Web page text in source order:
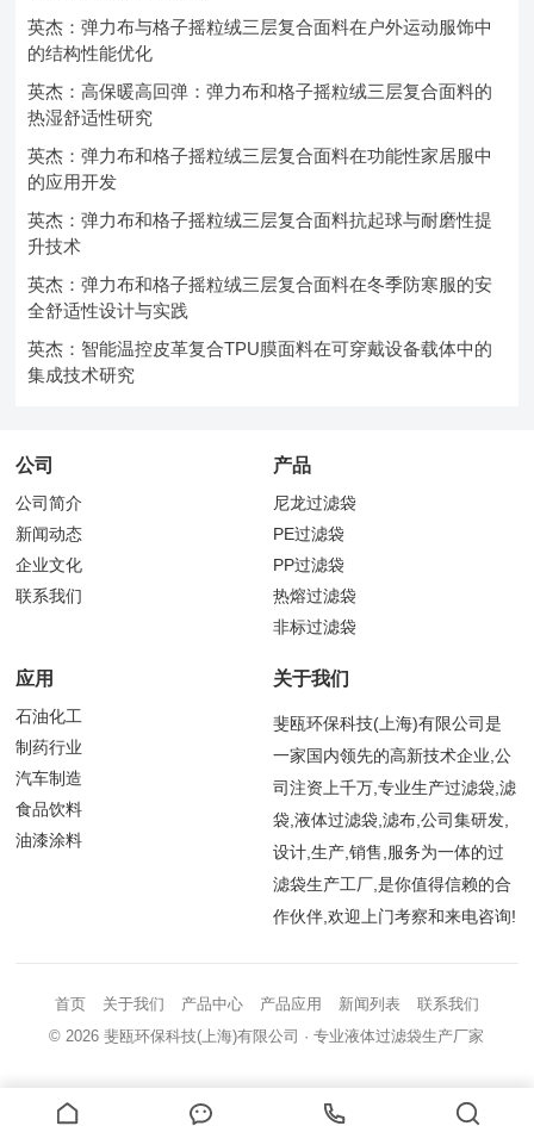
英杰：弹力布与格子摇粒绒三层复合面料在户外运动服饰中
的结构性能优化
英杰：高保暖高回弹：弹力布和格子摇粒绒三层复合面料的
热湿舒适性研究
英杰：弹力布和格子摇粒绒三层复合面料在功能性家居服中
的应用开发
英杰：弹力布和格子摇粒绒三层复合面料抗起球与耐磨性提
升技术
英杰：弹力布和格子摇粒绒三层复合面料在冬季防寒服的安
全舒适性设计与实践
英杰：智能温控皮革复合TPU膜面料在可穿戴设备载体中的
集成技术研究
公司
公司简介
新闻动态
企业文化
联系我们
产品
尼龙过滤袋
PE过滤袋
PP过滤袋
热熔过滤袋
非标过滤袋
应用
石油化工
制药行业
汽车制造
食品饮料
油漆涂料
关于我们
斐瓯环保科技(上海)有限公司是
一家国内领先的高新技术企业,公
司注资上千万,专业生产过滤袋,滤
袋,液体过滤袋,滤布,公司集研发,
设计,生产,销售,服务为一体的过
滤袋生产工厂,是你值得信赖的合
作伙伴,欢迎上门考察和来电咨询!
首页 关于我们 产品中心 产品应用 新闻列表
联系我们
© 2026斐瓯环保科技(上海)有限公司 · 专业液体过滤袋生产厂家